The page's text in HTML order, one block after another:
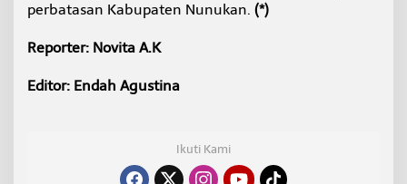
perbatasan Kabupaten Nunukan. (*)
Reporter: Novita A.K
Editor: Endah Agustina
Ikuti Kami